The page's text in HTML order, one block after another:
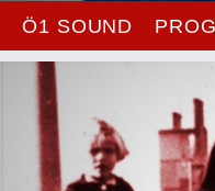
Ö1 SOUND